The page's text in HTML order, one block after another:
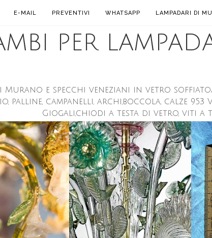
PER
Murano e specchi veneziani in vetro
campanelli, archi,boccola, calze 953
Giogali,chiodi a testa di vetro, viti a
E-MAIL PREVENTIVI WHATSAPP LAMPADARI DI